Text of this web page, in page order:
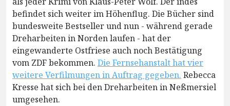
befindet sich weiter im Höhenflug. Die Bücher sind
bundesweite Bestseller und nun - während gerade
Dreharbeiten in Norden laufen - hat der
eingewanderte Ostfriese auch noch Bestätigung
vom ZDF bekommen. Die Fernsehanstalt hat vier
weitere Verfilmungen in Auftrag gegeben. Rebecca
Kresse hat sich bei den Dreharbeiten in Neßmersiel
umgesehen.